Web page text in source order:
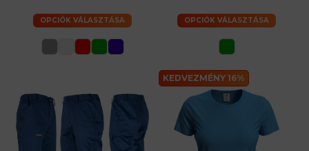
OPCIÓK VÁLASZTÁSA OPCIÓK VÁLASZTÁSA
KEDVEZMÉNY 16%